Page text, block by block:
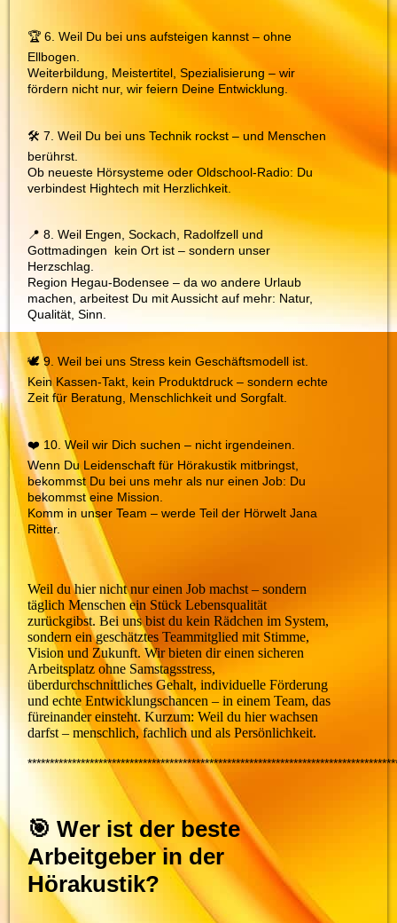
🏆 6. Weil Du bei uns aufsteigen kannst – ohne
Ellbogen.
Weiterbildung, Meistertitel, Spezialisierung – wir
fördern nicht nur, wir feiern Deine Entwicklung.
🛠️ 7. Weil Du bei uns Technik rockst – und Menschen
berührst.
Ob neueste Hörsysteme oder Oldschool-Radio: Du
verbindest Hightech mit Herzlichkeit.
📍 8. Weil Engen, Sockach, Radolfzell und
Gottmadingen kein Ort ist – sondern unser
Herzschlag.
Region Hegau-Bodensee – da wo andere Urlaub
machen, arbeitest Du mit Aussicht auf mehr: Natur,
Qualität, Sinn.
🕊️ 9. Weil bei uns Stress kein Geschäftsmodell ist.
Kein Kassen-Takt, kein Produktdruck – sondern echte
Zeit für Beratung, Menschlichkeit und Sorgfalt.
❤️ 10. Weil wir Dich suchen – nicht irgendeinen.
Wenn Du Leidenschaft für Hörakustik mitbringst,
bekommst Du bei uns mehr als nur einen Job: Du
bekommst eine Mission.
Komm in unser Team – werde Teil der Hörwelt Jana
Ritter.
Weil du hier nicht nur einen Job machst – sondern
täglich Menschen ein Stück Lebensqualität
zurückgibst. Bei uns bist du kein Rädchen im System,
sondern ein geschätztes Teammitglied mit Stimme,
Vision und Zukunft. Wir bieten dir einen sicheren
Arbeitsplatz ohne Samstagsstress,
überdurchschnittliches Gehalt, individuelle Förderung
und echte Entwicklungschancen – in einem Team, das
füreinander einsteht. Kurzum: Weil du hier wachsen
darfst – menschlich, fachlich und als Persönlichkeit.
🎯 Wer ist der beste
Arbeitgeber in der
Hörakustik?